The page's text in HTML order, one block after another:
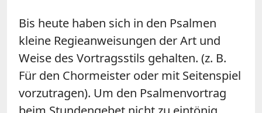
Bis heute haben sich in den Psalmen
kleine Regieanweisungen der Art und
Weise des Vortragsstils gehalten. (z. B.
Für den Chormeister oder mit Seitenspiel
vorzutragen). Um den Psalmenvortrag